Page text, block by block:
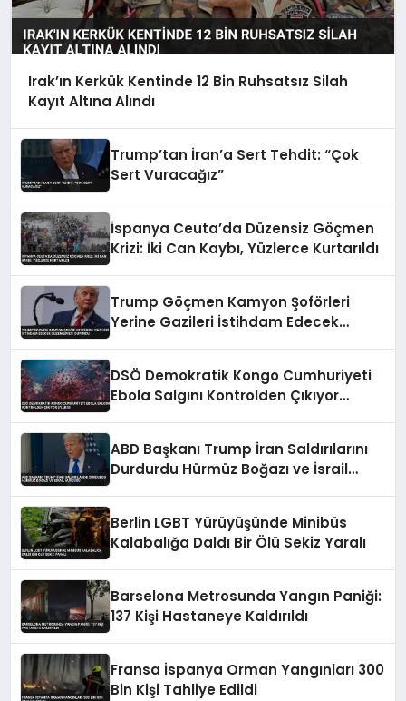
Irak’ın Kerkük Kentinde 12 Bin Ruhsatsız Silah
Kayıt Altına Alındı
Trump’tan İran’a Sert Tehdit: “Çok
Sert Vuracağız”
İspanya Ceuta’da Düzensiz Göçmen
Krizi: İki Can Kaybı, Yüzlerce Kurtarıldı
Trump Göçmen Kamyon Şoförleri
Yerine Gazileri İstihdam Edecek
DSÖ Demokratik Kongo Cumhuriyeti
Ebola Salgını Kontrolden Çıkıyor
ABD Başkanı Trump İran Saldırılarını
Durdurdu Hürmüz Boğazı ve İsrail
Berlin LGBT Yürüyüşünde Minibüs
Kalabalığa Daldı Bir Ölü Sekiz Yaralı
Barselona Metrosunda Yangın Paniği:
137 Kişi Hastaneye Kaldırıldı
Fransa İspanya Orman Yangınları 300
Bin Kişi Tahliye Edildi